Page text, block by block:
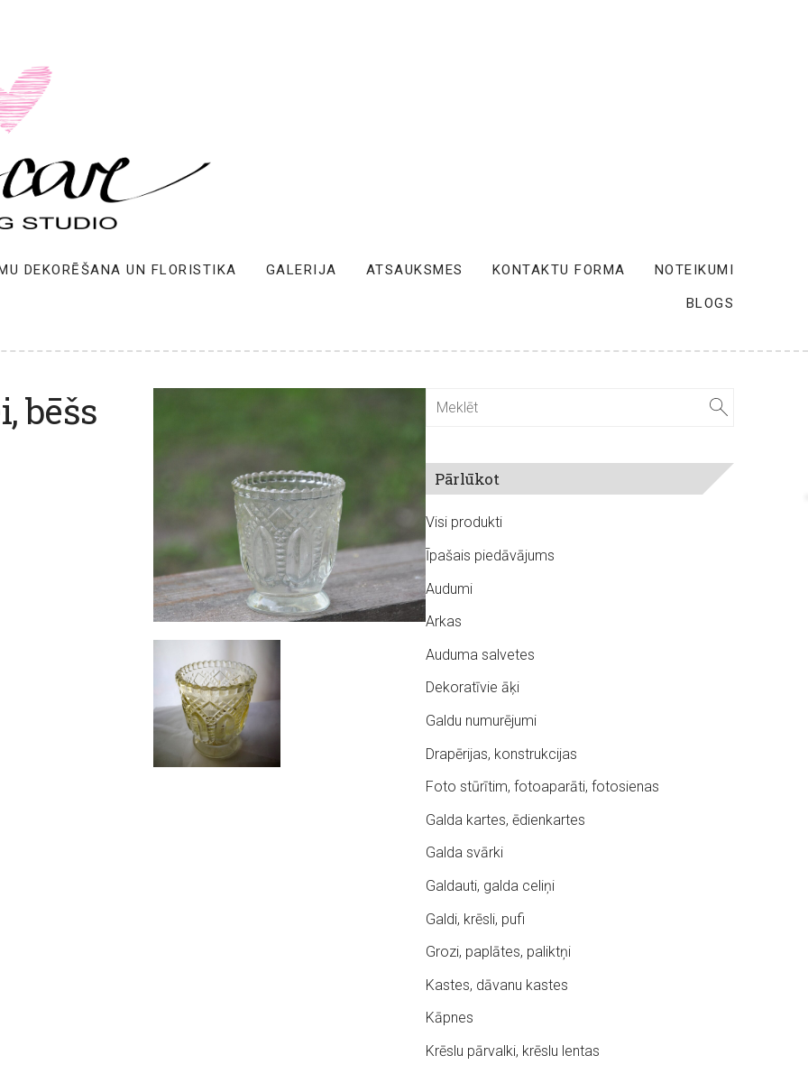
DEKORĒŠANA UN FLORISTIKA GALERIJA ATSAUKSMES KONTAKTU FORMA NOTEIKUMI
BLOGS
Pārlūkot
Visi produkti
Īpašais piedāvājums
Audumi
Arkas
Auduma salvetes
Dekoratīvie āķi
Galdu numurējumi
Drapērijas, konstrukcijas
Foto stūrītim, fotoaparāti, fotosienas
Galda kartes, ēdienkartes
Galda svārki
Galdauti, galda celiņi
Galdi, krēsli, pufi
Grozi, paplātes, paliktņi
Kastes, dāvanu kastes
Kāpnes
Krēslu pārvalki, krēslu lentas
bēšs